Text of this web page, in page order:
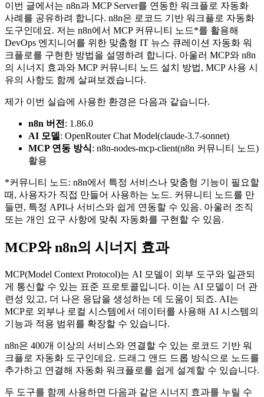
이번 글에서는 n8n과 MCP Server를 연동한 워크플로 자동화
사례를 공유하려 합니다. n8n은 로코드 기반 워크플로 자동화
도구인데요. 저는 n8n에서 MCP 커뮤니티 노드*를 활용해
DevOps 엔지니어를 위한 맞춤형 IT 뉴스 큐레이션 자동화 워
크플로를 구현한 방법을 설명하려 합니다. 아울러 MCP와 n8n
의 시너지 효과와 MCP 커뮤니티 노드 설치 방법, MCP 사용 시
유의 사항도 함께 살펴보겠습니다.
제가 이번 실습에 사용한 환경은 다음과 같습니다.
n8n 버전 : 1.86.0
AI 모델 : OpenRouter Chat Model(claude-3.7-sonnet)
MCP 연동 방식: n8n-nodes-mcp-client(n8n 커뮤니티 노드)
활용
*커뮤니티 노드: n8n에서 특정 서비스나 맞춤형 기능이 필요할
때, 사용자가 직접 만들어 사용하는 노드. 커뮤니티 노드를 만
들면, 특정 API나 서비스와 쉽게 연동할 수 있음. 아울러 조직
또는 개인 요구 사항에 맞춰 자동화를 구현할 수 있음.
MCP와 n8n의 시너지 효과
MCP(Model Context Protocol)는 AI 모델이 외부 도구와 일관되
게 통신할 수 있는 표준 프로토콜입니다. 이는 AI 모델이 더 관
련성 있고, 더 나은 응답을 생성하는 데 도움이 되죠. AI는
MCP로 외부나 로컬 시스템에서 데이터를 사용해 AI 시스템의
기능과 적용 범위를 확장할 수 있습니다.
n8n은 400개 이상의 서비스와 연결할 수 있는 로코드 기반 워
크플로 자동화 도구인데요. 드래그 앤드 드롭 방식으로 노드를
추가하고 연결해 자동화 워크플로를 쉽게 설계할 수 있습니다.
두 도구를 함께 사용하면 다음과 같은 시너지 효과를 누릴 수